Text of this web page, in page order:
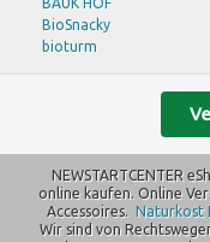
Hohnberger
If You Care
Kenwood
LaSelva
lavera
LEBENSBAUM
BioSnacky
bioturm
Byodo
C M D
Carbonit Wasserfilter
DAVERT
NEWSTARTCENTER
online kaufen. Online
Accessoires. Naturkost
Wir sind von